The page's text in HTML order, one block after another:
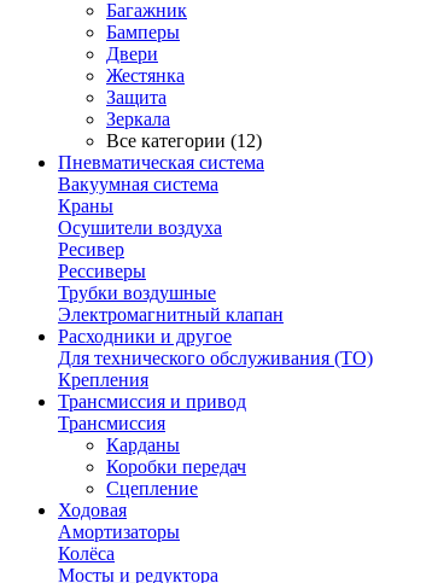
Багажник
Бамперы
Двери
Жестянка
Защита
Зеркала
Все категории (12)
Пневматическая система
Вакуумная система
Краны
Осушители воздуха
Ресивер
Рессиверы
Трубки воздушные
Электромагнитный клапан
Расходники и другое
Для технического обслуживания (ТО)
Крепления
Трансмиссия и привод
Трансмиссия
Карданы
Коробки передач
Сцепление
Ходовая
Амортизаторы
Колёса
Мосты и редуктора